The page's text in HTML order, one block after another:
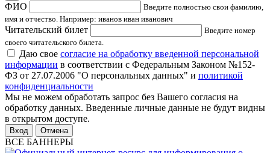
ФИО
Введите полностью свои фамилию,
имя и отчество. Например: иванов иван иванович
Читательский билет
Введите номер
своего читательского билета.
Даю свое согласие на обработку введенной персональной
информации в соответствии с Федеральным Законом №152-
ФЗ от 27.07.2006 "О персональных данных" и политикой
конфиденциальности
Мы не можем обработать запрос без Вашего согласия на
обработку данных. Введенные личные данные не будут видны
в открытом доступе.
Отмена
ВСЕ БАННЕРЫ